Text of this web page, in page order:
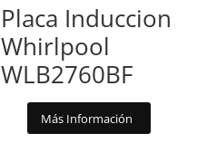
Placa Induccion
Whirlpool
WLB2760BF
Más Información